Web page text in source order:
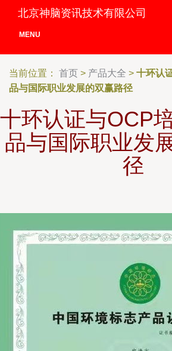
北京神脑资讯技术有限公司
MENU
当前位置： 首页 > 产品大全 > 十环认
品与国际职业发展的双赢路径
十环认证与OCP
品与国际职业发
径